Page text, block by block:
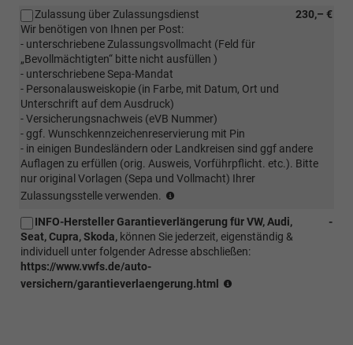
Haustür
winterlichen
vorherige
Absprache
Winterbereifung
vorab
230,– €
Zulassung über Zulassungsdienst
Wir benötigen von Ihnen per Post:
- unterschriebene Zulassungsvollmacht (Feld für
„Bevollmächtigten“ bitte nicht ausfüllen )
- unterschriebene Sepa-Mandat
- Personalausweiskopie (in Farbe, mit Datum, Ort und
Unterschrift auf dem Ausdruck)
- Versicherungsnachweis (eVB Nummer)
- ggf. Wunschkennzeichenreservierung mit Pin
- in einigen Bundesländern oder Landkreisen sind ggf andere
Auflagen zu erfüllen (orig. Ausweis, Vorführpflicht. etc.). Bitte
nur original Vorlagen (Sepa und Vollmacht) Ihrer
Zulassungsstelle verwenden.
EVB
Nummer
und
für
-
INFO-Hersteller Garantieverlängerung für VW, Audi,
Seat, Cupra, Skoda, können Sie jederzeit, eigenständig &
individuell unter folgender Adresse abschließen:
https://www.vwfs.de/auto-
versichern/garantieverlaengerung.html